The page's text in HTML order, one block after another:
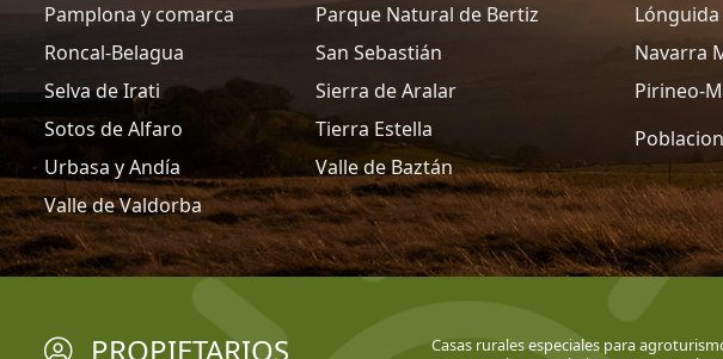
Pamplona y comarca
Parque Natural de Bertiz
Roncal-Belagua
San Sebastián
Selva de Irati
Sierra de Aralar
Sotos de Alfaro
Tierra Estella
Urbasa y Andía
Valle de Baztán
Valle de Valdorba
Lónguida
Navarra
Pirineo-
PROPIETARIOS Casas rurales especiales para